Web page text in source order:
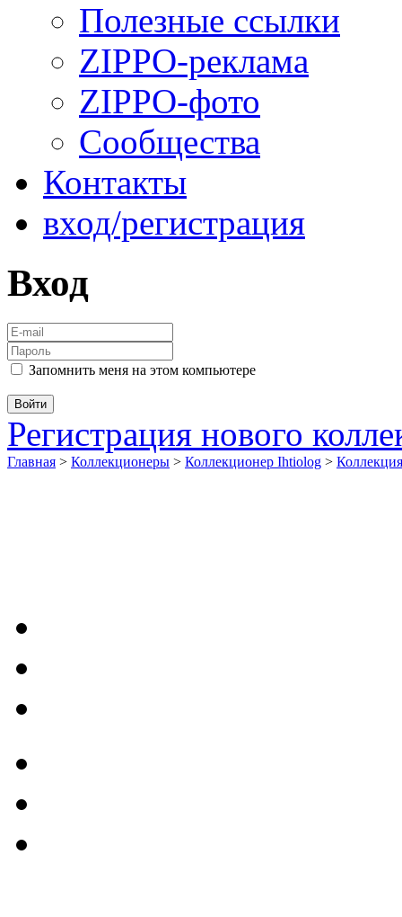
Полезные ссылки
ZIPPO-реклама
ZIPPO-фото
Сообщества
Контакты
вход/регистрация
Вход
Запомнить меня на этом компьютере
Регистрация нового
Главная > Коллекционеры > Коллекционер Ihtiolog >